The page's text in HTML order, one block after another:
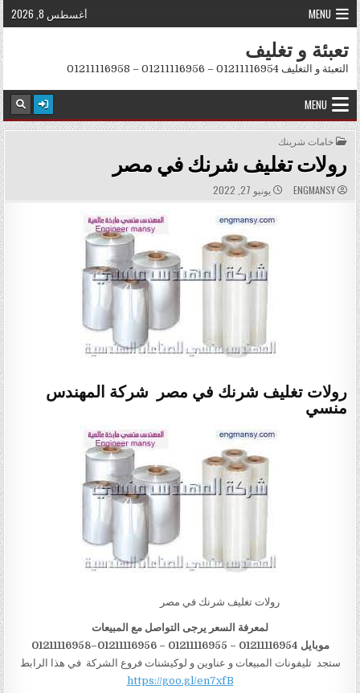
Skip to content
MENU أغسطس 8, 2026
تعبئة و تغليف
التعبئة و التغليف 01211116954 – 01211116956 – 01211116958
MENU
POSTED IN
خامات شرينك
رولات تغليف شرنك في مصر
AUTHOR:
ENGMANSY
PUBLISHED DATE:
يونيو 27, 2022
رولات تغليف شرنك في مصر شركة المهندس
منسي
رولات تغليف شرنك في مصر
لمعرفة السعر يرجى التواصل مع المبيعات
موبايل 01211116954 – 01211116955 – 01211116956–01211116958
ستجد تليفونات المبيعات و عناوين و لوكيشنات فروع الشركة في هذا الرابط
https://goo.gl/en7xfB